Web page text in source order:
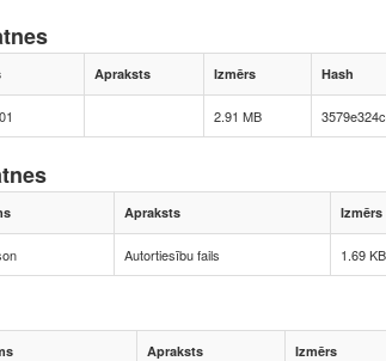
Apraksts Izmērs Hash
2.91 MB
Apraksts Izmērs
Autortiesību fails 1.69 KB
Apraksts Izmērs